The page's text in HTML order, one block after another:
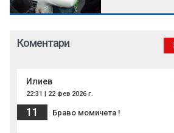
Коментари
Илиев
22:31 | 22 фев 2026 г.
11 Браво момичета !